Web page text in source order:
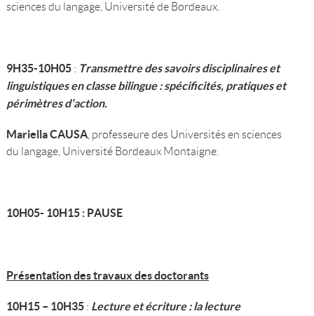
sciences du langage, Université de Bordeaux.
9H35-10H05: Transmettre des savoirs disciplinaires et
linguistiques en classe bilingue : spécificités, pratiques et
périmètres d’action.
Mariella CAUSA, professeure des Universités en sciences
du langage, Université Bordeaux Montaigne.
10H05- 10H15 : PAUSE
Présentation des travaux des doctorants
10H15 – 10H35: Lecture et écriture : la lecture